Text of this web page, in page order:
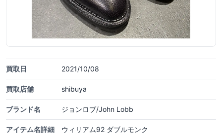
買取日 2021/10/08
買取店舗 shibuya
ブランド名 ジョンロブ/John Lobb
アイテム名詳細 ウィリアム92 ダブルモンク